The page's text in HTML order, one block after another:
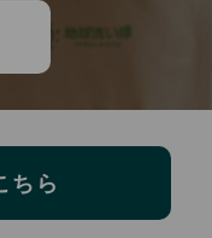
ちら